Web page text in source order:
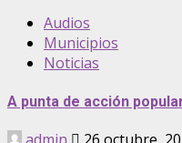
Audios
Municipios
Noticias
A punta de acción